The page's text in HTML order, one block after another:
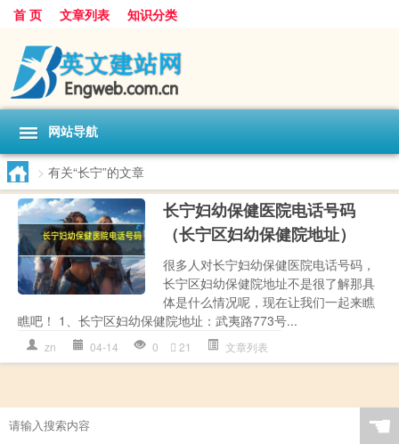
首 页 文章列表 知识分类
网站导航
> 有关“长宁”的文章
长宁妇幼保健医院电话号码
（长宁区妇幼保健院地址）
很多人对长宁妇幼保健医院电话号码，
长宁区妇幼保健院地址不是很了解那具
体是什么情况呢，现在让我们一起来瞧
瞧吧！ 1、长宁区妇幼保健院地址：武夷路773号...
zn 04-14 0 21 文章列表
☚